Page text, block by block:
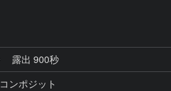
露出 900秒
ポジット